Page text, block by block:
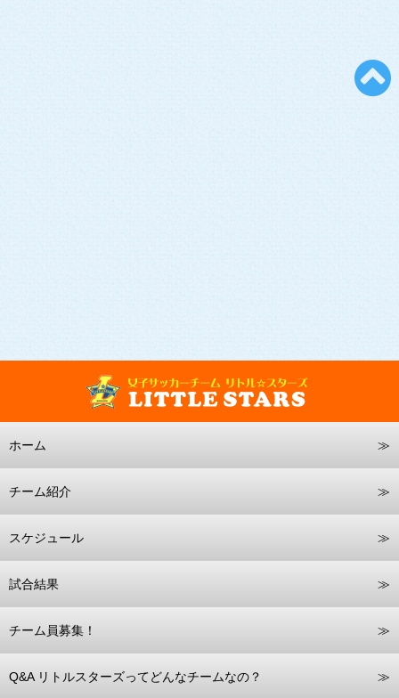
ホーム
チーム紹介
スケジュール
試合結果
チーム員募集！
Q&A リトルスターズってどんなチームなの？